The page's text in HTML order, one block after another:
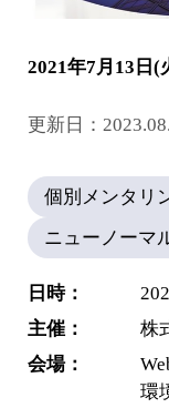
2021年7月13日(
更新日：
個別メンタリ
ニューノーマ
日時：
主催：
株
会場：
環